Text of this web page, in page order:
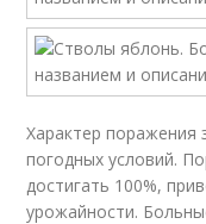
Характер поражения
погодных условий.
достигать 100%,
урожайности.